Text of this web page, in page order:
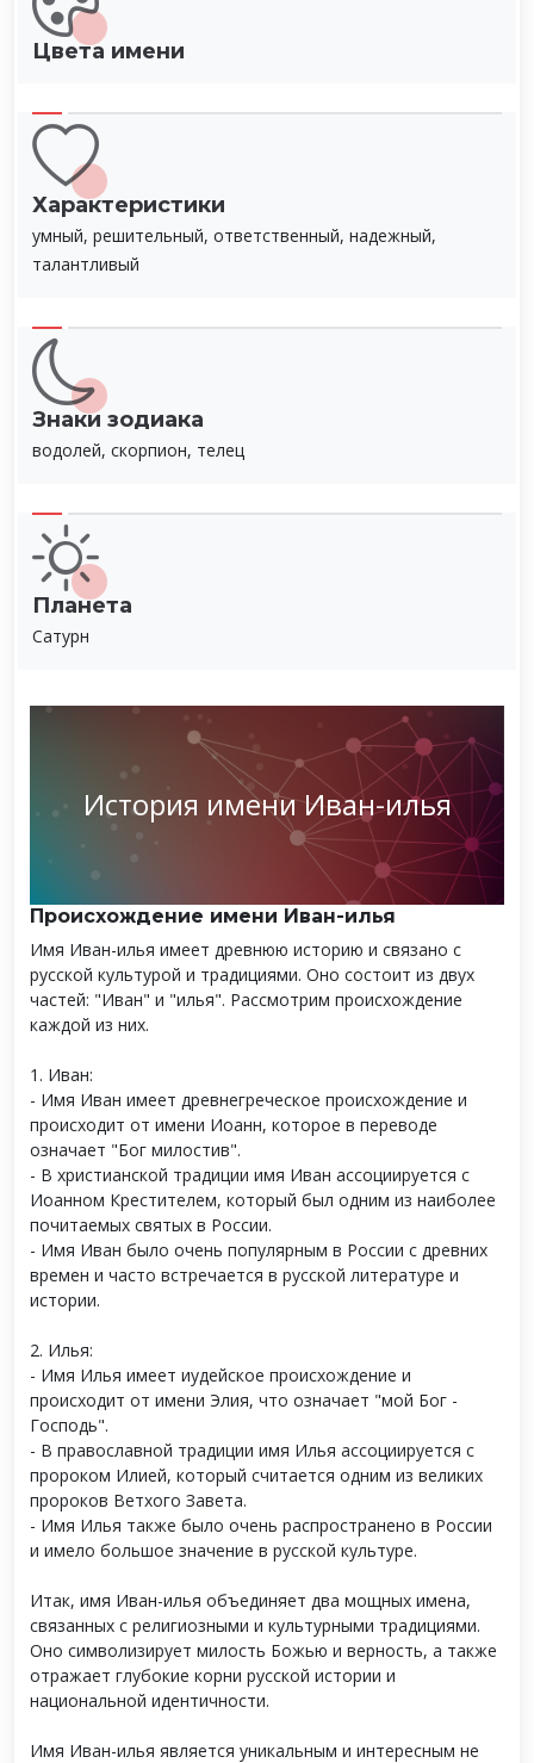
Цвета имени
Характеристики
умный, решительный, ответственный, надежный,
талантливый
Знаки зодиака
водолей, скорпион, телец
Планета
Сатурн
История имени Иван-илья
Происхождение имени Иван-илья
Имя Иван-илья имеет древнюю историю и связано с
русской культурой и традициями. Оно состоит из двух
частей: "Иван" и "илья". Рассмотрим происхождение
каждой из них.
1. Иван:
- Имя Иван имеет древнегреческое происхождение и
происходит от имени Иоанн, которое в переводе
означает "Бог милостив".
- В христианской традиции имя Иван ассоциируется с
Иоанном Крестителем, который был одним из наиболее
почитаемых святых в России.
- Имя Иван было очень популярным в России с древних
времен и часто встречается в русской литературе и
истории.
2. Илья:
- Имя Илья имеет иудейское происхождение и
происходит от имени Элия, что означает "мой Бог -
Господь".
- В православной традиции имя Илья ассоциируется с
пророком Илией, который считается одним из великих
пророков Ветхого Завета.
- Имя Илья также было очень распространено в России
и имело большое значение в русской культуре.
Итак, имя Иван-илья объединяет два мощных имена,
связанных с религиозными и культурными традициями.
Оно символизирует милость Божью и верность, а также
отражает глубокие корни русской истории и
национальной идентичности.
Имя Иван-илья является уникальным и интересным не